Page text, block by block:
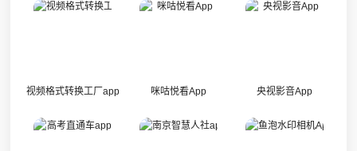
视频格式转换工厂app 咪咕悦看App 央视影音App